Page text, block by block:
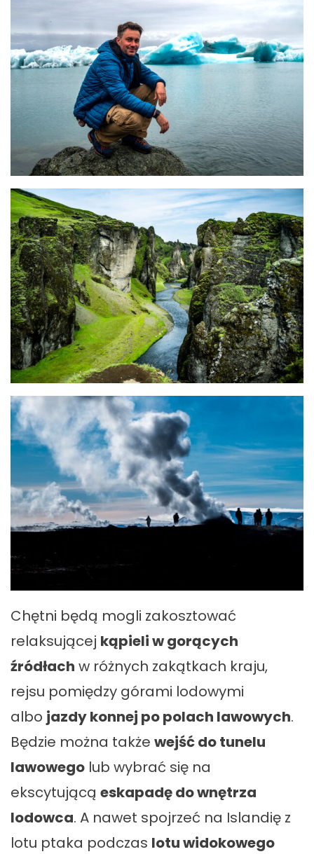
Chętni będą mogli zakosztować
relaksującej kąpieli w gorących
źródłach w różnych zakątkach kraju,
rejsu pomiędzy górami lodowymi
albo jazdy konnej po polach lawowych.
Będzie można także wejść do tunelu
lawowego lub wybrać się na
ekscytującą eskapadę do wnętrza
lodowca. A nawet spojrzeć na Islandię z
lotu ptaka podczas lotu widokowego